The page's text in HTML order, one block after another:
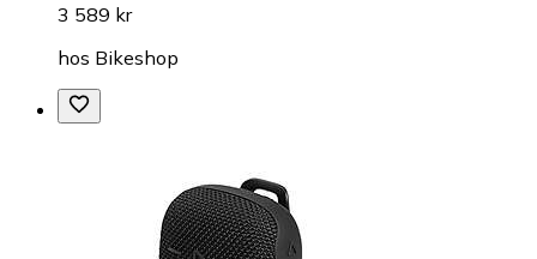
3 589 kr
hos Bikeshop